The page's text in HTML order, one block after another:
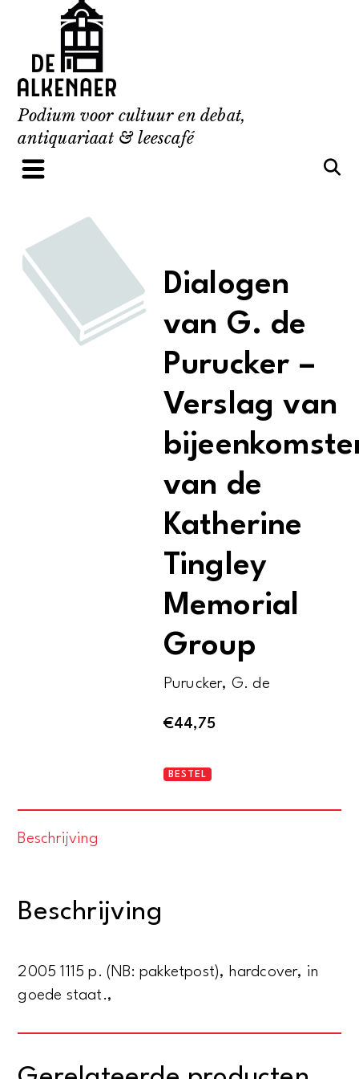
content
Podium voor cultuur en debat,
antiquariaat & leescafé
Dialogen
van G. de
Purucker –
Verslag van
van de
Katherine
Tingley
Memorial
Group
Purucker, G. de
€44,75
Dialogen
van
Memorial
BESTEL
Beschrijving
Beschrijving
2005 1115 p. (NB: pakketpost), hardcover, in
goede staat.,